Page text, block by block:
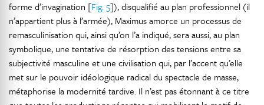
forme d’invagination [Fig. 5]), disqualifié au plan professionnel (il
n’appartient plus à l’armée), Maximus amorce un processus de
remasculinisation qui, ainsi qu’on l’a indiqué, sera aussi, au plan
symbolique, une tentative de résorption des tensions entre sa
subjectivité masculine et une civilisation qui, par l’accent qu’elle
met sur le pouvoir idéologique radical du spectacle de masse,
métaphorise la modernité tardive. Il n’est pas étonnant à ce titre